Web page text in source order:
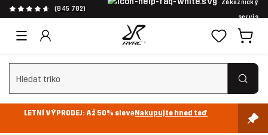
(845 782)
Zákaznický
servis
Vymazat vyhledávání
LETNÍ VÝPRODEJ: Až 50% slevaNakupujte hned teď